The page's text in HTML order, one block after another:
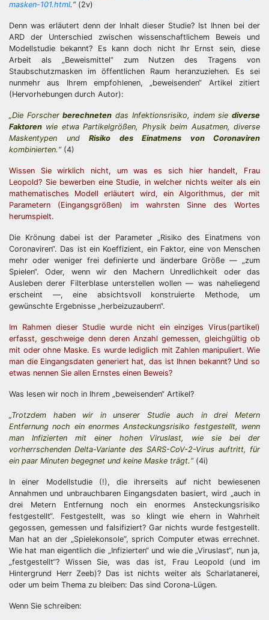
masken-101.html.“(2v)
Denn was erläutert denn der Inhalt dieser Studie? Ist Ihnen bei der
ARD der Unterschied zwischen wissenschaftlichem Beweis und
Modellstudie bekannt? Es kann doch nicht Ihr Ernst sein, diese
Arbeit als „Beweismittel“ zum Nutzen des Tragens von
Staubschutzmasken im öffentlichen Raum heranzuziehen. Es sei
nunmehr aus Ihrem empfohlenen, „beweisenden“ Artikel zitiert
(Hervorhebungen durch Autor):
„Die Forscherberechneten das Infektionsrisiko, indem siediverse
Faktoren wie etwa Partikelgrößen, Physik beim Ausatmen, diverse
Maskentypen und Risiko des Einatmens von Coronaviren
kombinierten.“(4)
Wissen Sie wirklich nicht, um was es sich hier handelt, Frau
Leopold? Sie bewerben eine Studie, in welcher nichts weiter als ein
mathematisches Modell erläutert wird, ein Algorithmus, der mit
Parametern (Eingangsgrößen) im wahrsten Sinne des Wortes
herumspielt.
Die Krönung dabei ist der Parameter „Risiko des Einatmens von
Coronaviren“. Das ist ein Koeffizient, ein Faktor, eine von Menschen
mehr oder weniger frei definierte und änderbare Größe — „zum
Spielen“. Oder, wenn wir den Machern Unredlichkeit oder das
Ausleben derer Filterblase unterstellen wollen — was naheliegend
erscheint —, eine absichtsvoll konstruierte Methode, um
gewünschte Ergebnisse „herbeizuzaubern“.
Im Rahmen dieser Studie wurde nicht ein einziges Virus(partikel)
erfasst, geschweige denn deren Anzahl gemessen, gleichgültig ob
mit oder ohne Maske. Es wurde lediglich mit Zahlen manipuliert. Wie
man die Eingangsdaten generiert hat, das ist Ihnen bekannt? Und so
etwas nennen Sie allen Ernstes einen Beweis?
Was lesen wir noch in Ihrem „beweisenden“ Artikel?
„Trotzdem haben wir in unserer Studie auch in drei Metern
Entfernung noch ein enormes Ansteckungsrisiko festgestellt, wenn
man Infizierten mit einer hohen Viruslast, wie sie bei der
vorherrschenden Delta-Variante des SARS-CoV-2-Virus auftritt, für
ein paar Minuten begegnet und keine Maske trägt.“(4i)
In einer Modellstudie (!), die ihrerseits auf nicht bewiesenen
Annahmen und unbrauchbaren Eingangsdaten basiert, wird „auch in
drei Metern Entfernung noch ein enormes Ansteckungsrisiko
festgestellt“. Festgestellt, was so klingt wie ehern in Wahrheit
gegossen, gemessen und falsifiziert? Gar nichts wurde festgestellt.
Man hat an der „Spielekonsole“, sprich Computer etwas errechnet.
Wie hat man eigentlich die „Infizierten“ und wie die „Viruslast“, nun ja,
„festgestellt“? Wissen Sie, was das ist, Frau Leopold (und im
Hintergrund Herr Zeeb)? Das ist nichts weiter als Scharlatanerei,
oder um beim Thema zu bleiben: Das sind Corona-Lügen.
Wenn Sie schreiben: